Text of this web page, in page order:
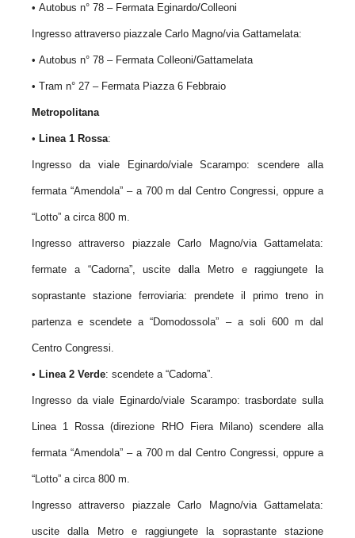
• Autobus n° 78 – Fermata Eginardo/Colleoni
Ingresso attraverso piazzale Carlo Magno/via Gattamelata:
• Autobus n° 78 – Fermata Colleoni/Gattamelata
• Tram n° 27 – Fermata Piazza 6 Febbraio
Metropolitana
• Linea 1 Rossa:
Ingresso da viale Eginardo/viale Scarampo: scendere alla
fermata “Amendola” – a 700 m dal Centro Congressi, oppure a
“Lotto” a circa 800 m.
Ingresso attraverso piazzale Carlo Magno/via Gattamelata:
fermate a “Cadorna”, uscite dalla Metro e raggiungete la
soprastante stazione ferroviaria: prendete il primo treno in
partenza e scendete a “Domodossola” – a soli 600 m dal
Centro Congressi.
• Linea 2 Verde: scendete a “Cadorna”.
Ingresso da viale Eginardo/viale Scarampo: trasbordate sulla
Linea 1 Rossa (direzione RHO Fiera Milano) scendere alla
fermata “Amendola” – a 700 m dal Centro Congressi, oppure a
“Lotto” a circa 800 m.
Ingresso attraverso piazzale Carlo Magno/via Gattamelata:
uscite dalla Metro e raggiungete la soprastante stazione